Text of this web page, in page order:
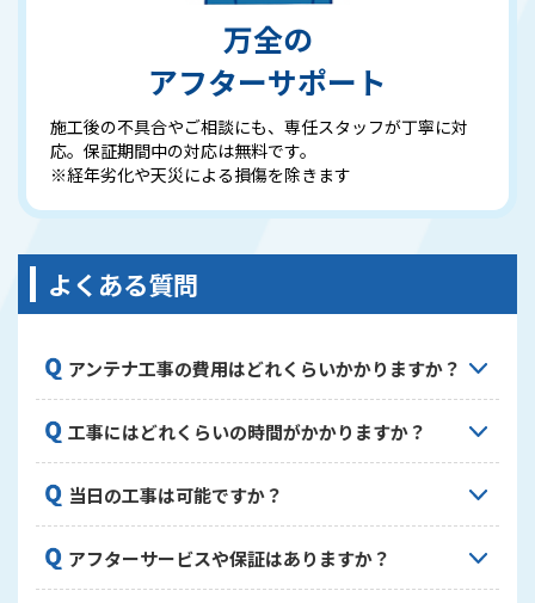
万全の
アフターサポート
施工後の不具合やご相談にも、専任スタッフが丁寧に対
応。保証期間中の対応は無料です。
※経年劣化や天災による損傷を除きます
よくある質問
アンテナ工事の費用はどれくらいかかりますか？
ます。一般的な地デジアンテナ設置で14,500円～、
BS/CSアンテナ設置で15,000円～が目安です。正確
な費用は現地調査後にお見積りいたします。現地調
工事にはどれくらいの時間がかかりますか？
況や工事内容によって変動することがありますが、
できるだけスピーディーに完了いたします。複数台
のテレビ設定や配線工事が必要な場合は、それに応
当日の工事は可能ですか？
おります。ただし、繁忙期や天候状況によってはご
希望に添えない場合もございますので、お早めにご
アフターサービスや保証はありますか？